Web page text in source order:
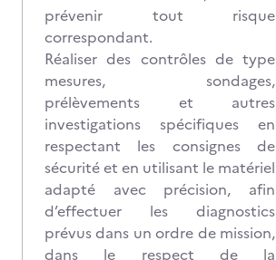
prévenir tout risque
correspondant.
Réaliser des contrôles de type
mesures, sondages,
prélèvements et autres
investigations spécifiques en
respectant les consignes de
sécurité et en utilisant le matériel
adapté avec précision, afin
d’effectuer les diagnostics
prévus dans un ordre de mission,
dans le respect de la